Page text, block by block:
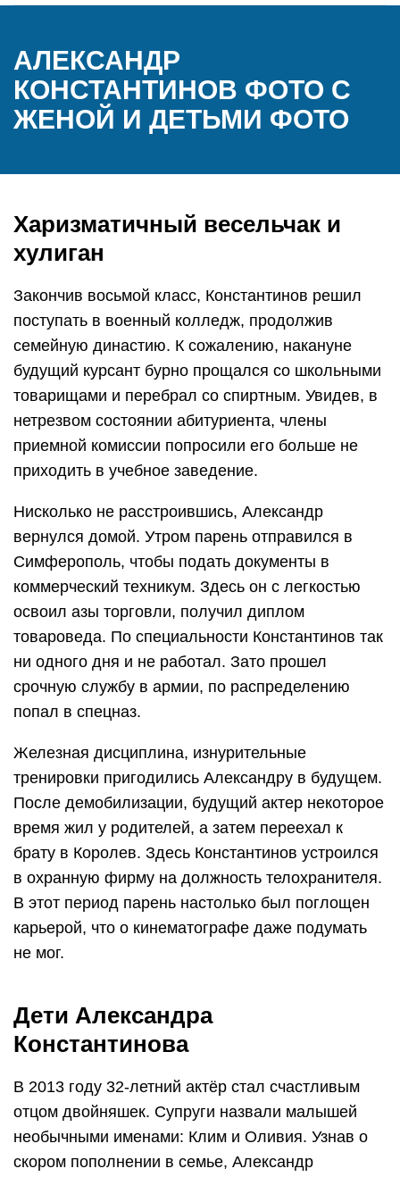
АЛЕКСАНДР
КОНСТАНТИНОВ ФОТО С
ЖЕНОЙ И ДЕТЬМИ ФОТО
Харизматичный весельчак и
хулиган
Закончив восьмой класс, Константинов решил
поступать в военный колледж, продолжив
семейную династию. К сожалению, накануне
будущий курсант бурно прощался со школьными
товарищами и перебрал со спиртным. Увидев, в
нетрезвом состоянии абитуриента, члены
приемной комиссии попросили его больше не
приходить в учебное заведение.
Нисколько не расстроившись, Александр
вернулся домой. Утром парень отправился в
Симферополь, чтобы подать документы в
коммерческий техникум. Здесь он с легкостью
освоил азы торговли, получил диплом
товароведа. По специальности Константинов так
ни одного дня и не работал. Зато прошел
срочную службу в армии, по распределению
попал в спецназ.
Железная дисциплина, изнурительные
тренировки пригодились Александру в будущем.
После демобилизации, будущий актер некоторое
время жил у родителей, а затем переехал к
брату в Королев. Здесь Константинов устроился
в охранную фирму на должность телохранителя.
В этот период парень настолько был поглощен
карьерой, что о кинематографе даже подумать
не мог.
Дети Александра
Константинова
В 2013 году 32-летний актёр стал счастливым
отцом двойняшек. Супруги назвали малышей
необычными именами: Клим и Оливия. Узнав о
скором пополнении в семье, Александр